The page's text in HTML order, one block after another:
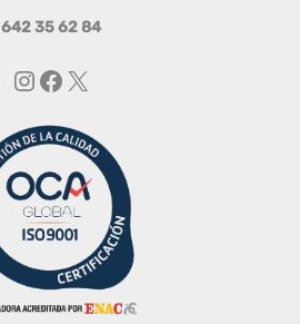
642 35 62 84
Instagram
Facebook
X